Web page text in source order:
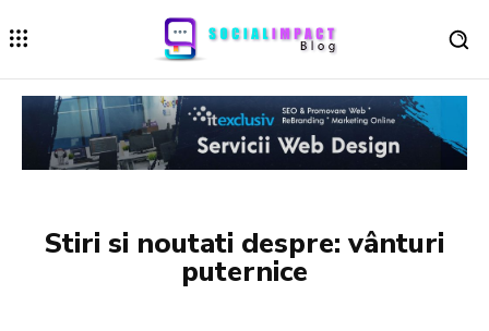
Stiri si noutati despre: vânturi
puternice